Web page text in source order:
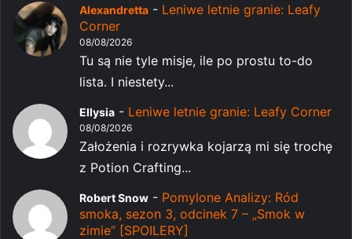
Alexandretta - Leniwe letnie granie: Leafy
Corner
08/08/2026
Tu są nie tyle misje, ile po prostu to-do
lista. I niestety...
Ellysia - Leniwe letnie granie: Leafy Corner
08/08/2026
Założenia i rozrywka kojarzą mi się trochę
z Potion Crafting...
Robert Snow - Pomylone Analizy: Ród
smoka, sezon 3, odcinek 7 – „Smok w
zimie” [SPOILERY]